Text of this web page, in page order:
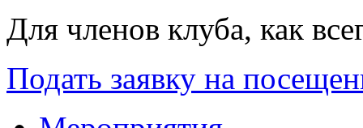
Для членов клуба, как
Подать заявку на